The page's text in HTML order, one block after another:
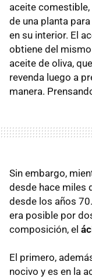
aceite
de una planta
en su interior. El
obtiene del
aceite de oliva,
revenda luego a
manera.
Sin embargo,
desde hace miles
desde los años
era posible por
composición, el
El primero,
nocivo y es en la